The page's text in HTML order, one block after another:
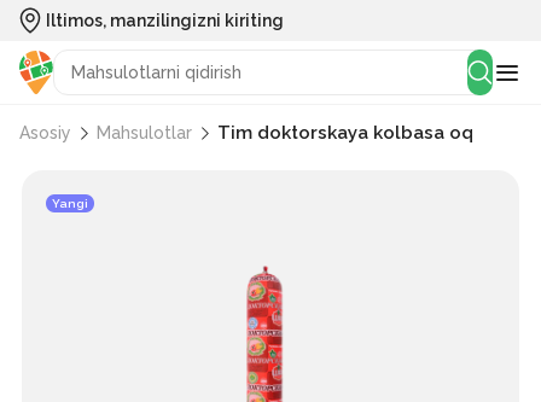
Iltimos, manzilingizni kiriting
Asosiy Mahsulotlar Tim doktorskaya kolbasa oq
Yangi